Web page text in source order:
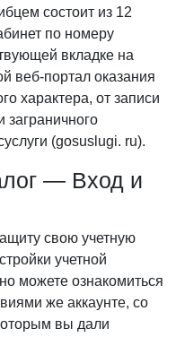
состоит из 12
по номеру
вкладке на
веб-портал оказания
характера, от записи
(gosuslugi. ru).
— Вход и
свою учетную
учетной
можете ознакомиться
же аккаунте, со
вы дали